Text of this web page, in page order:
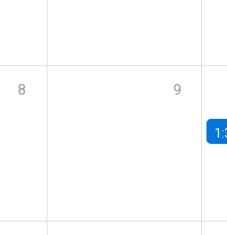
8 9